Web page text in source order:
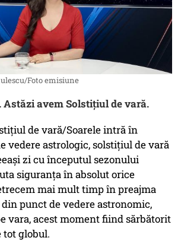
Foto emisiune
avem Solstițiul de vară.
de vară/Soarele intră în
vedere astrologic, solstițiul de vară
zi cu începutul sezonului
siguranța în absolut orice
mai mult timp în preajma
punct de vedere astronomic,
vara, acest moment fiind sărbătorit
globul.